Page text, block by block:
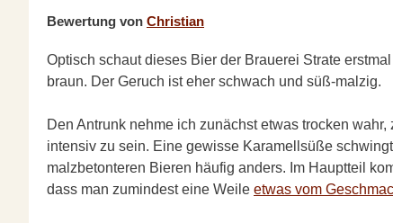
Bewertung von Christian
Optisch schaut dieses Bier der Brauerei Strate
braun. Der Geruch ist eher schwach und süß-malzig.
Den Antrunk nehme ich zunächst etwas trocken
intensiv zu sein. Eine gewisse Karamellsüße
malzbetonteren Bieren häufig anders. Im Hauptteil
dass man zumindest eine Weile etwas vom